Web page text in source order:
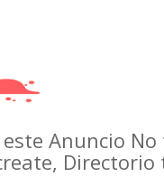
de este